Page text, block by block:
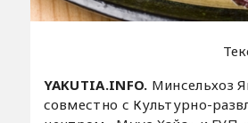
YAKUTIA.INFO. Минсельхоз
совместно с Культурно-